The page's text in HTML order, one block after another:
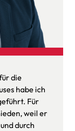
die
habe ich
Für
weil er
durch